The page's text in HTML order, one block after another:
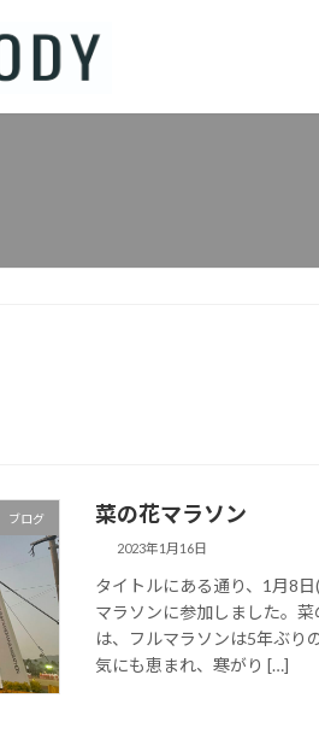
ブログ 菜の花マラソン
2023年1月16日
タイトルにある通り、1月8
マラソンに参加しました。
は、フルマラソンは5年ぶり
気にも恵まれ、寒がり […]